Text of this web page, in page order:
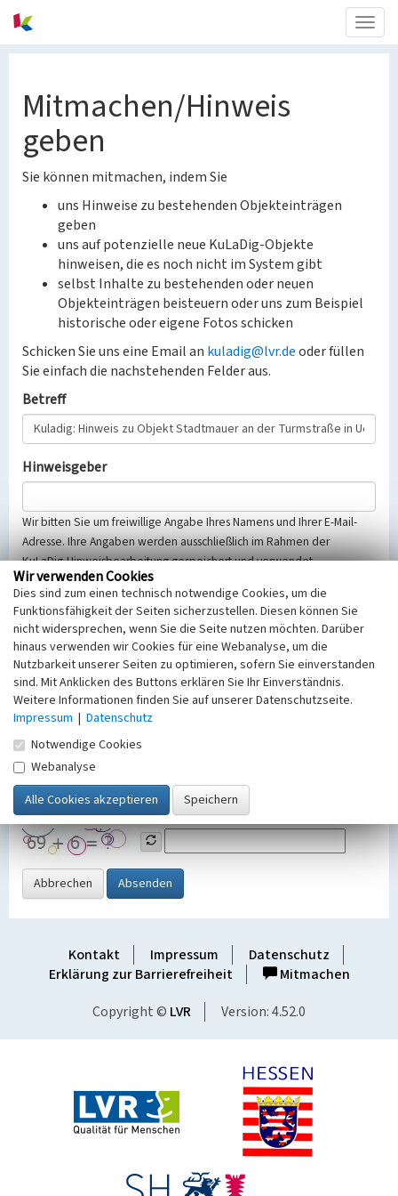
Mitmachen/Hinweis
geben
Sie können mitmachen, indem Sie
uns Hinweise zu bestehenden Objekteinträgen
geben
uns auf potenzielle neue KuLaDig-Objekte
hinweisen, die es noch nicht im System gibt
selbst Inhalte zu bestehenden oder neuen
Objekteinträgen beisteuern oder uns zum Beispiel
historische oder eigene Fotos schicken
Schicken Sie uns eine Email an kuladig@lvr.deoder füllen
Sie einfach die nachstehenden Felder aus.
Betreff
Hinweisgeber
Wir bitten Sie um freiwillige Angabe Ihres Namens und Ihrer E-Mail-
Adresse. Ihre Angaben werden ausschließlich im Rahmen der
KuLaDig-Hinweisbearbeitung gespeichert und verwendet.
Selbstverständlich werden diese entsprechend der Vorschriften des
Telemediengesetzes, des Datenschutzgesetzes NRW und der seit
dem 25.05.2018 gültigen Europäischen Datenschutzgrundverordnung
(EU-DSGVO) vertraulich behandelt, beachten Sie bitte unsere
Hinweise zumDatenschutz
Nachricht
SicherheitsabfrageTragen Sie unten das Rechenergebnis aus der
Grafik ein
Abbrechen Absenden
Kontakt Impressum
Datenschutz
Erklärung zur Barrierefreiheit
Mitmachen
Copyright © LVR Version: 4.52.0
Wir verwenden Cookies
Dies sind zum einen technisch notwendige Cookies, um die
Funktionsfähigkeit der Seiten sicherzustellen. Diesen können Sie
nicht widersprechen, wenn Sie die Seite nutzen möchten. Darüber
hinaus verwenden wir Cookies für eine Webanalyse, um die
Nutzbarkeit unserer Seiten zu optimieren, sofern Sie einverstanden
sind. Mit Anklicken des Buttons erklären Sie Ihr Einverständnis.
Weitere Informationen finden Sie auf unserer Datenschutzseite.
Impressum | Datenschutz
Notwendige Cookies
Webanalyse